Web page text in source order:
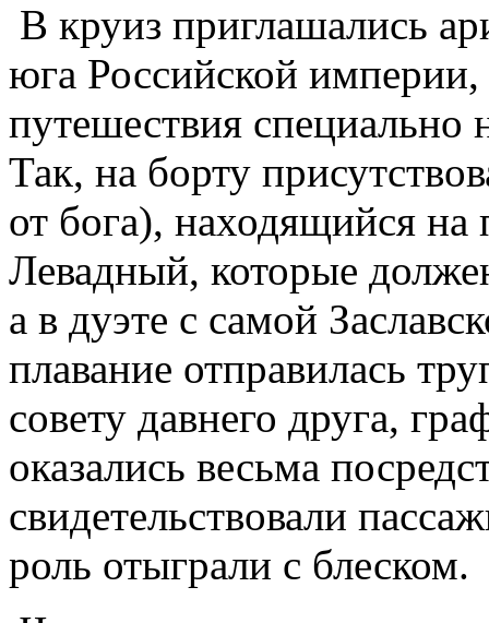
В круиз приглашались
юга Российской империи,
путешествия
Так, на борту
от бога), находящийся на
Левадный, которые
а в дуэте с самой
плавание отправилась
совету давнего друга,
оказались весьма
свидетельствовали
роль отыграли с блеском.